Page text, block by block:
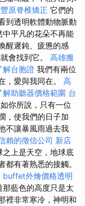
豐原脊椎矯正 它們的
到透明軟體動物脈動
中平凡的花朵不再能
醒遲鈍、疲憊的感
會找到它。 高雄搬
解台胞證 我們有兩位
，愛與我同在。 高
解助聽器價格範圍 台
你所說，只有一位
，使我們的日子加
不讓暴風雨過去我
賴的徵信公司 新店
之上是天空，地球底
有著熟悉的接觸。
buffet外燴價格透明
那藍色的高度只是太
裡非常寒冷，神明和